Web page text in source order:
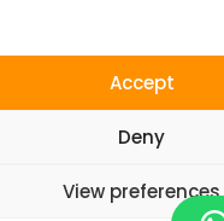
Accept
Deny
View preferences
Family Trip
Junior
Yoga and Surf
Surf Resort
Destinazioni